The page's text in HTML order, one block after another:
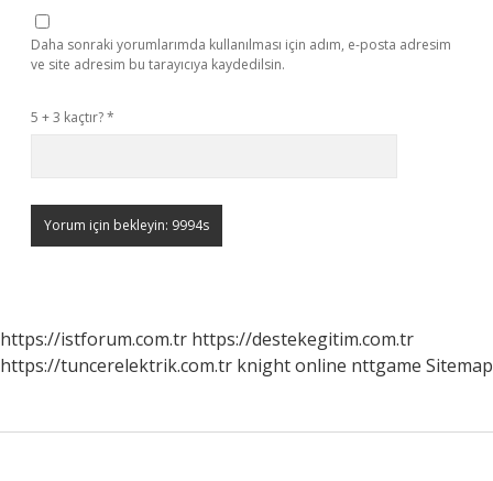
Daha sonraki yorumlarımda kullanılması için adım, e-posta adresim
ve site adresim bu tarayıcıya kaydedilsin.
5 + 3 kaçtır?*
https://istforum.com.tr https://destekegitim.com.tr
https://tuncerelektrik.com.tr knight online nttgame Sitemap